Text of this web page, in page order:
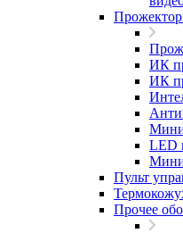
ИК
ИК
LED
Пульт
Прочее